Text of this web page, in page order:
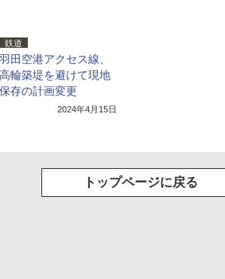
鉄道
羽田空港アクセス線、
高輪築堤を避けて現地
保存の計画変更
2024年4月15日
トップページに戻る